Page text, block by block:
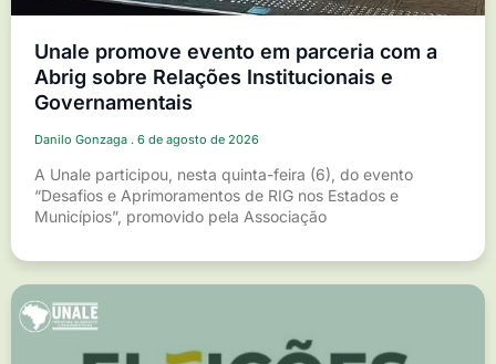
Unale promove evento em parceria com a
Abrig sobre Relações Institucionais e
Governamentais
Danilo Gonzaga 6 de agosto de 2026
A Unale participou, nesta quinta-feira (6), do evento
“Desafios e Aprimoramentos de RIG nos Estados e
Municípios”, promovido pela Associação